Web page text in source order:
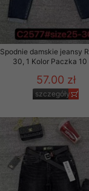
Spodnie damskie jeansy
30, 1 Kolor Paczka 10
57.00 zł
szczegóły